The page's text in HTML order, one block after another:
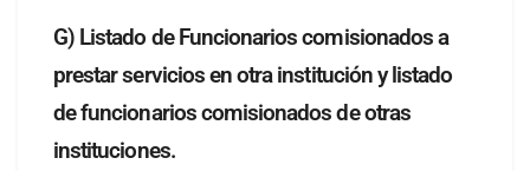
G) Listado de Funcionarios comisionados a
prestar servicios en otra institución y listado
de funcionarios comisionados de otras
instituciones.